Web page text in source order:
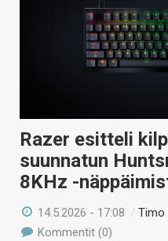
HAKU
Razer esitteli
suunnatun
8KHz -
14.5.2026 - 17:08 /Timo
Kommentit (0)